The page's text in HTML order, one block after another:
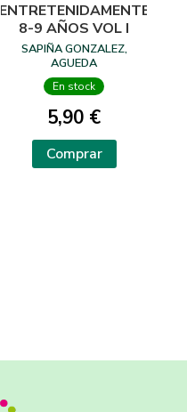
ENTRETENIDAMENTE
8-9 AÑOS VOL I
SAPIÑA GONZALEZ,
AGUEDA
En stock
5,90 €
Comprar